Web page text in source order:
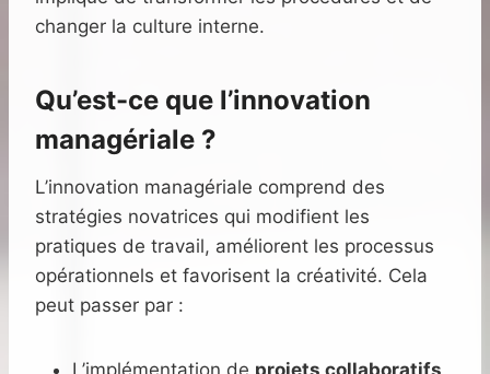
changer la culture interne.
Qu’est-ce que l’innovation
managériale ?
L’innovation managériale comprend des
stratégies novatrices qui modifient les
pratiques de travail, améliorent les processus
opérationnels et favorisent la créativité. Cela
peut passer par :